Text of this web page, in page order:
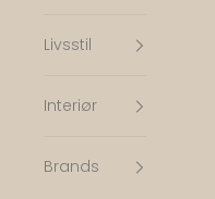
Livsstil
Interiør
Brands